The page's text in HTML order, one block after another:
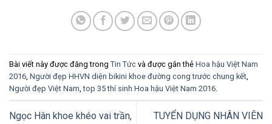
Bài viết này được đăng trong Tin Tức và được gắn thẻ Hoa hậu Việt Nam
2016 Người đẹp HHVN diện bikini khoe đường cong trước chung kết
Người đẹp Việt Nam ,top 35 thí sinh Hoa hậu Việt Nam 2016
Ngọc Hân khoe khéo vai trần,
TUYỂN DỤNG NHÂN VIÊN